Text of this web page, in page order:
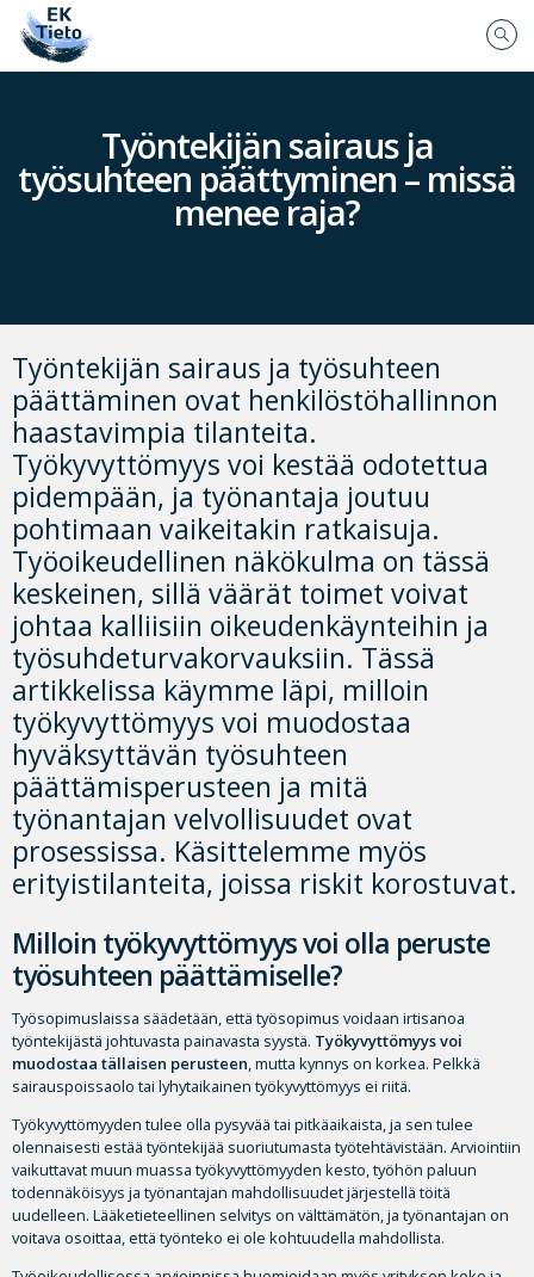
Työntekijän sairaus ja
työsuhteen päättyminen – missä
menee raja?
Työntekijän sairaus ja työsuhteen
päättäminen ovat henkilöstöhallinnon
haastavimpia tilanteita.
Työkyvyttömyys voi kestää odotettua
pidempään, ja työnantaja joutuu
pohtimaan vaikeitakin ratkaisuja.
Työoikeudellinen näkökulma on tässä
keskeinen, sillä väärät toimet voivat
johtaa kalliisiin oikeudenkäynteihin ja
työsuhdeturvakorvauksiin. Tässä
artikkelissa käymme läpi, milloin
työkyvyttömyys voi muodostaa
hyväksyttävän työsuhteen
päättämisperusteen ja mitä
työnantajan velvollisuudet ovat
prosessissa. Käsittelemme myös
erityistilanteita, joissa riskit korostuvat.
Milloin työkyvyttömyys voi olla peruste
työsuhteen päättämiselle?
Työsopimuslaissa säädetään, että työsopimus voidaan irtisanoa
työntekijästä johtuvasta painavasta syystä. Työkyvyttömyys voi
muodostaa tällaisen perusteen, mutta kynnys on korkea. Pelkkä
sairauspoissaolo tai lyhytaikainen työkyvyttömyys ei riitä.
Työkyvyttömyyden tulee olla pysyvää tai pitkäaikaista, ja sen tulee
olennaisesti estää työntekijää suoriutumasta työtehtävistään. Arviointiin
vaikuttavat muun muassa työkyvyttömyyden kesto, työhön paluun
todennäköisyys ja työnantajan mahdollisuudet järjestellä töitä
uudelleen. Lääketieteellinen selvitys on välttämätön, ja työnantajan on
voitava osoittaa, että työnteko ei ole kohtuudella mahdollista.